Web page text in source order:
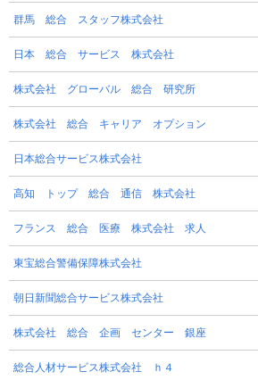
群馬 総合 スタッフ株式会社
日本 総合 サービス 株式会社
株式会社 グローバル 総合 研究所
株式会社 総合 キャリア オプション
日本総合サービス株式会社
高知 トップ 総合 通信 株式会社
フランス 総合 医療 株式会社 求人
東宝総合警備保障株式会社
朝日新聞総合サービス株式会社
株式会社 総合 企画 センター 銀座
総合人材サービス株式会社 ｈ４